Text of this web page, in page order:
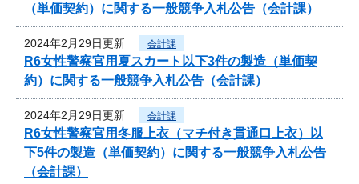
（単価契約）に関する一般競争入札公告（会計課）
2024年2月29日更新 会計課
R6女性警察官用夏スカート以下3件の製造（単価契
約）に関する一般競争入札公告（会計課）
2024年2月29日更新 会計課
R6女性警察官用冬服上衣（マチ付き貫通口上衣）以
下5件の製造（単価契約）に関する一般競争入札公告
（会計課）